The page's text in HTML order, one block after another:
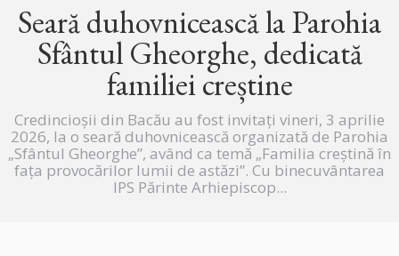
Seară duhovnicească la Parohia
Sfântul Gheorghe, dedicată
familiei creștine
Credincioșii din Bacău au fost invitați vineri, 3 aprilie
2026, la o seară duhovnicească organizată de Parohia
„Sfântul Gheorghe”, având ca temă „Familia creștină în
fața provocărilor lumii de astăzi”. Cu binecuvântarea
IPS Părinte Arhiepiscop...